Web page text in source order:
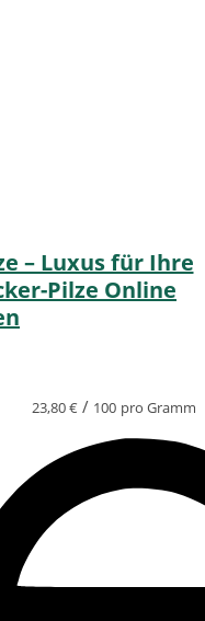
– Luxus für Ihre
Pilze Online
23,80€ / 100 pro Gramm